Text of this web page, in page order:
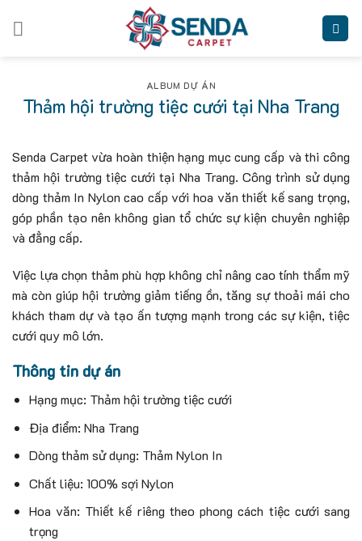
ALBUM DỰ ÁN
Thảm hội trường tiệc cưới tại Nha Trang
Senda Carpet vừa hoàn thiện hạng mục cung cấp và thi công
thảm hội trường tiệc cưới tại Nha Trang. Công trình sử dụng
dòng thảm In Nylon cao cấp với hoa văn thiết kế sang trọng,
góp phần tạo nên không gian tổ chức sự kiện chuyên nghiệp
và đẳng cấp.
Việc lựa chọn thảm phù hợp không chỉ nâng cao tính thẩm mỹ
mà còn giúp hội trường giảm tiếng ồn, tăng sự thoải mái cho
khách tham dự và tạo ấn tượng mạnh trong các sự kiện, tiệc
cưới quy mô lớn.
Thông tin dự án
Hạng mục: Thảm hội trường tiệc cưới
Địa điểm: Nha Trang
Dòng thảm sử dụng: Thảm Nylon In
Chất liệu: 100% sợi Nylon
Hoa văn: Thiết kế riêng theo phong cách tiệc cưới sang
trọng